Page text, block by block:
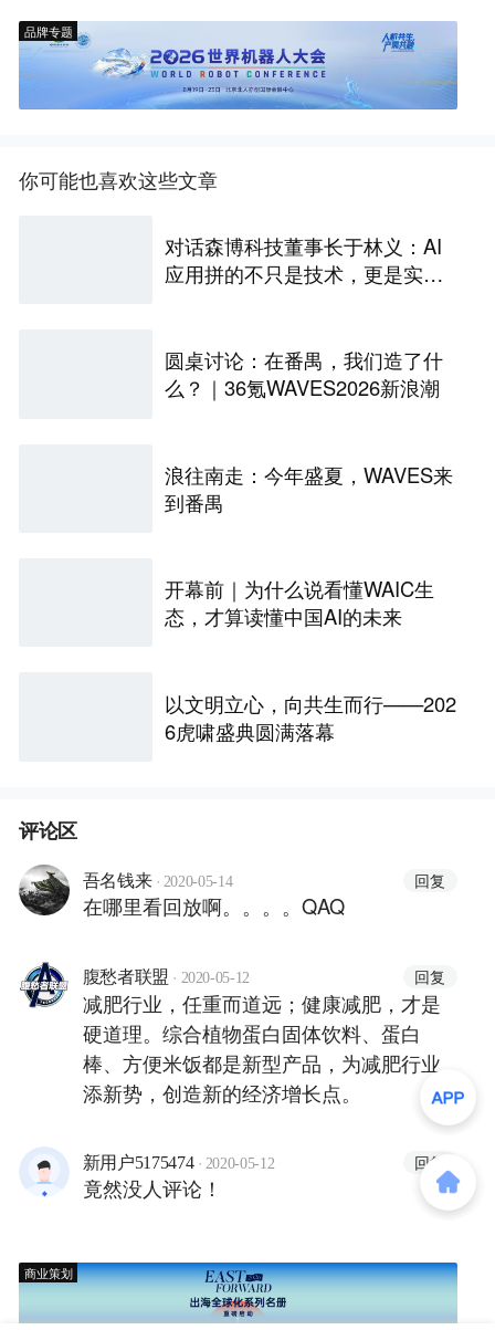
品牌专题
你可能也喜欢这些文章
对话森博科技董事长于林义：AI
应用拼的不只是技术，更是实证
圆桌讨论：在番禺，我们造了什
么？｜36氪WAVES2026新浪潮
浪往南走：今年盛夏，WAVES来
到番禺
开幕前｜为什么说看懂WAIC生
态，才算读懂中国AI的未来
以文明立心，向共生而行——202
6虎啸盛典圆满落幕
评论区
吾名钱来 · 2020-05-14 回复
在哪里看回放啊。。。。QAQ
腹愁者联盟 · 2020-05-12 回复
减肥行业，任重而道远；健康减肥，才是
硬道理。综合植物蛋白固体饮料、蛋白
棒、方便米饭都是新型产品，为减肥行业
添新势，创造新的经济增长点。
新用户5175474 · 2020-05-12 回复
竟然没人评论！
商业策划